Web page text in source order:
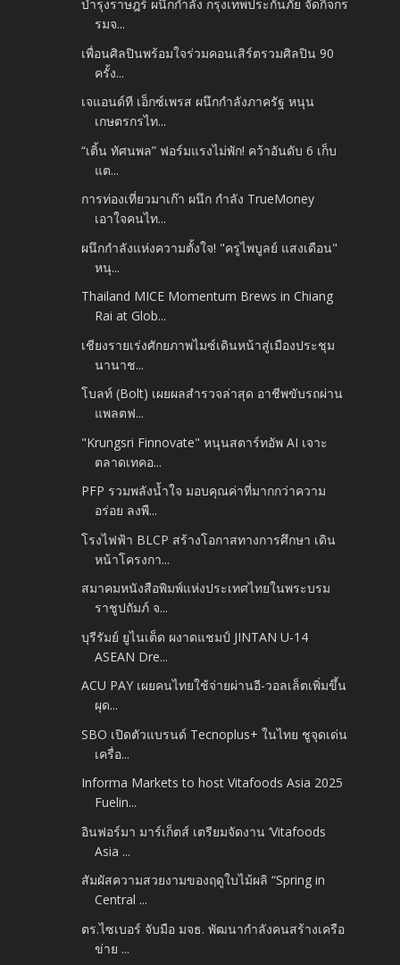
บำรุงราษฎร์ ผนึกกำลัง กรุงเทพประกันภัย จัดกิจกร
รมจ...
เพื่อนศิลปินพร้อมใจร่วมคอนเสิร์ตรวมศิลปิน 90
ครั้ง...
เจแอนด์ที เอ็กซ์เพรส ผนึกกำลังภาครัฐ หนุน
เกษตรกรไท...
“เติ้น ทัศนพล” ฟอร์มแรงไม่พัก! คว้าอันดับ 6 เก็บ
แต...
การท่องเที่ยวมาเก๊า ผนึก กำลัง TrueMoney
เอาใจคนไท...
ผนึกกำลังแห่งความตั้งใจ! "ครูไพบูลย์ แสงเดือน"
หนุ...
Thailand MICE Momentum Brews in Chiang
Rai at Glob...
เชียงรายเร่งศักยภาพไมซ์เดินหน้าสู่เมืองประชุม
นานาช...
โบลท์ (Bolt) เผยผลสำรวจล่าสุด อาชีพขับรถผ่าน
แพลตฟ...
"Krungsri Finnovate" หนุนสตาร์ทอัพ AI เจาะ
ตลาดเทคอ...
PFP รวมพลังน้ำใจ มอบคุณค่าที่มากกว่าความ
อร่อย ลงพื...
โรงไฟฟ้า BLCP สร้างโอกาสทางการศึกษา เดิน
หน้าโครงกา...
สมาคมหนังสือพิมพ์แห่งประเทศไทยในพระบรม
ราชูปถัมภ์ จ...
บุรีรัมย์ ยูไนเต็ด ผงาดแชมป์ JINTAN U-14
ASEAN Dre...
ACU PAY เผยคนไทยใช้จ่ายผ่านอี-วอลเล็ตเพิ่มขึ้น
ผุด...
SBO เปิดตัวแบรนด์ Tecnoplus+ ในไทย ชูจุดเด่น
เครื่อ...
Informa Markets to host Vitafoods Asia 2025
Fuelin...
อินฟอร์มา มาร์เก็ตส์ เตรียมจัดงาน ‘Vitafoods
Asia ...
สัมผัสความสวยงามของฤดูใบไม้ผลิ “Spring in
Central ...
ตร.ไซเบอร์ จับมือ มจธ. พัฒนากำลังคนสร้างเครือ
ข่าย ...